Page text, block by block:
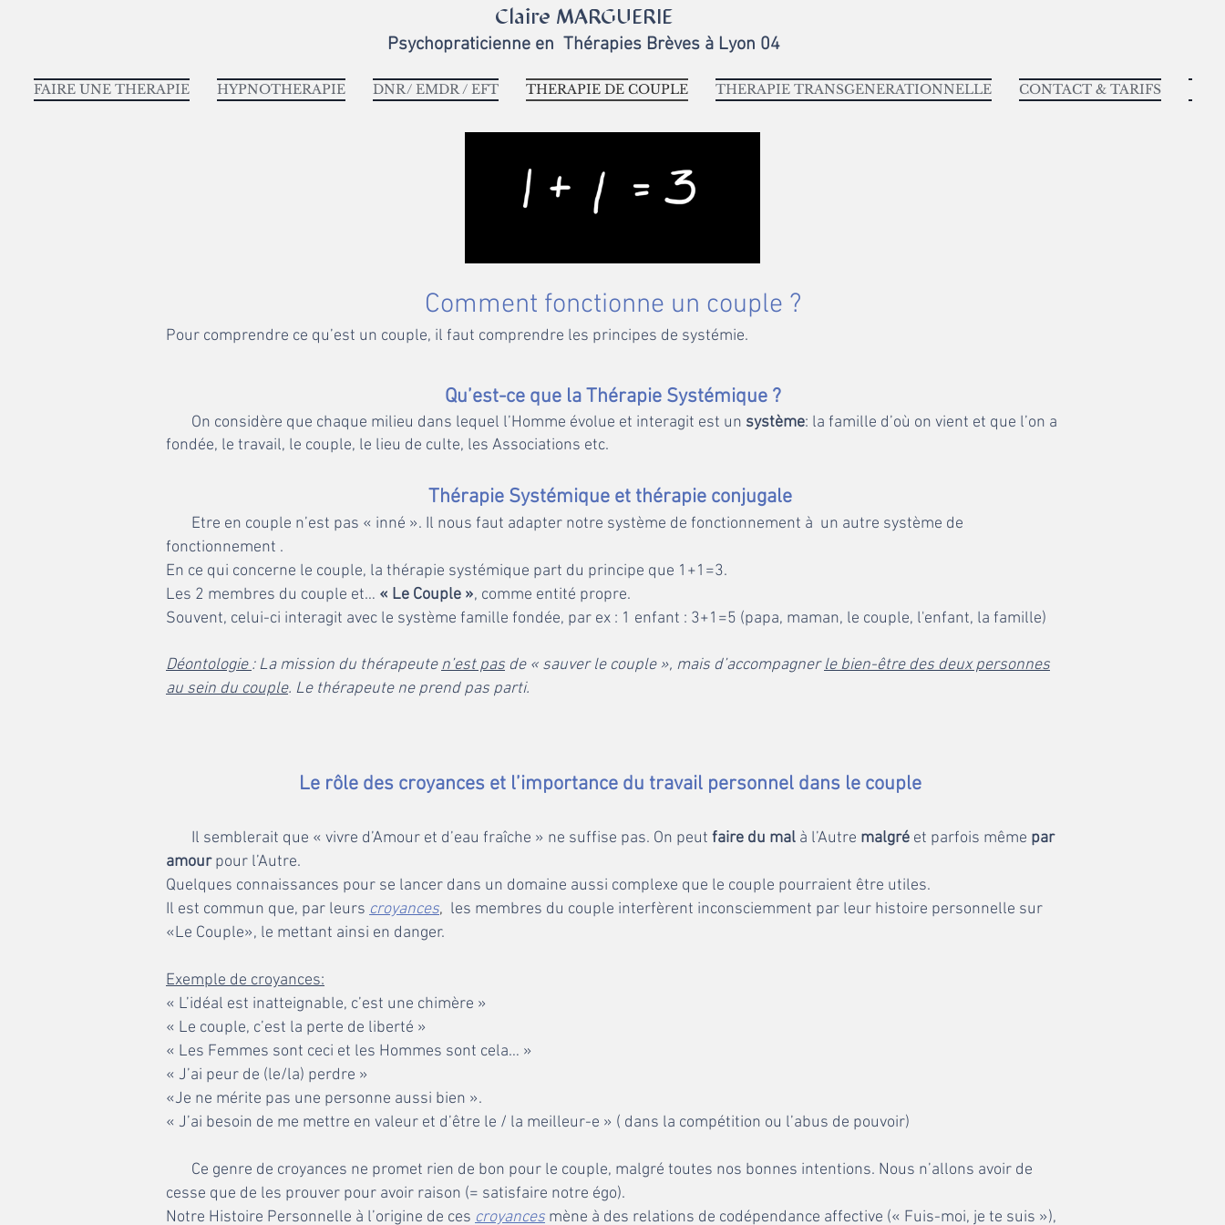
Claire MARGUERIE
Psychopraticienne en Thérapies Brèves à Lyon 04
FAIRE UNE THERAPIE HYPNOTHERAPIE DNR/ EMDR / EFT THERAPIE DE COUPLE THERAPIE TRANSGENERATIONNELLE CONTACT & TARIFS
Comment fonctionne un couple ?
Pour comprendre ce qu’est un couple, il faut comprendre les principes de systémie.
Qu’est-ce quela Thérapie Systémique ?
On considère que chaque milieu dans lequel l’Homme évolue et interagit est un système: la famille d’où on vient et que l’on a
fondée, le travail, le couple, le lieu de culte, les Associations etc.
Thérapie Systémique et thérapie conjugale
Etre en couple n’est pas « inné ». Il nous faut adapter notre système de fonctionnement à un autre système de
fonctionnement .
En ce qui concerne le couple, la thérapie systémique part du principe que 1+1=3.
Les 2 membres du couple et… « Le Couple », comme entité propre.
Souvent, celui-ci interagit avec le système famille fondée, par ex : 1 enfant : 3+1=5 (papa, maman, le couple, l'enfant, la famille)
Déontologie: La mission du thérapeuten’est pas de « sauver le couple », mais d’accompagnerle bien-être des deux personnes
au sein du couple. Le thérapeute ne prend pas parti.
Le rôle des croyances et l’importance du travail personnel dans le couple
Il semblerait que « vivre d’Amour et d’eau fraîche » ne suffise pas. On peut faire du mal à l’Autre malgré et parfois même par
amourpour l’Autre.
Quelques connaissances pour se lancer dans un domaine aussi complexe que le couple pourraient être utiles.
Il est commun que, par leurs croyances, les membres du couple interfèrent inconsciemment par leur histoire personnelle sur
«Le Couple», le mettant ainsi en danger.
Exemple de croyances:
« L’idéal est inatteignable, c’est une chimère »
« Le couple, c’est la perte de liberté »
« Les Femmes sont ceci et les Hommes sont cela… »
« J’ai peur de (le/la) perdre »
«Je ne mérite pas une personne aussi bien ».
« J’ai besoin de me mettre en valeur et d’être le / la meilleur-e » ( dans la compétition ou l’abus de pouvoir)
Ce genre de croyances ne promet rien de bon pour le couple, malgré toutes nos bonnes intentions. Nous n’allons avoir de
cesse que de les prouver pour avoir raison (= satisfaire notre égo).
Notre Histoire Personnelle à l’origine de ces croyances mène à des relations de codépendance affective (« Fuis-moi, je te suis »),